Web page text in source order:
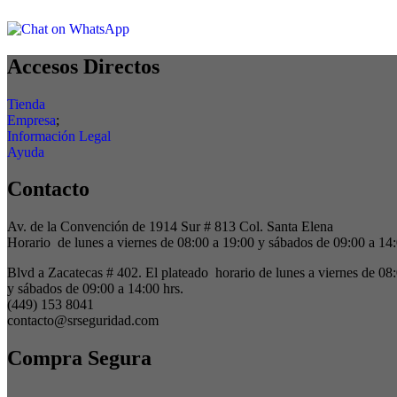
Accesos Directos
Tienda
Empresa;
Información Legal
Ayuda
Contacto
Av. de la Convención de 1914 Sur # 813 Col. Santa Elena
Horario de lunes a viernes de 08:00 a 19:00 y sábados de 09:00 a
Blvd a Zacatecas # 402. El plateado horario de lunes a viernes de
y sábados de 09:00 a 14:00 hrs.
(449) 153 8041
contacto@srseguridad.com
Compra Segura